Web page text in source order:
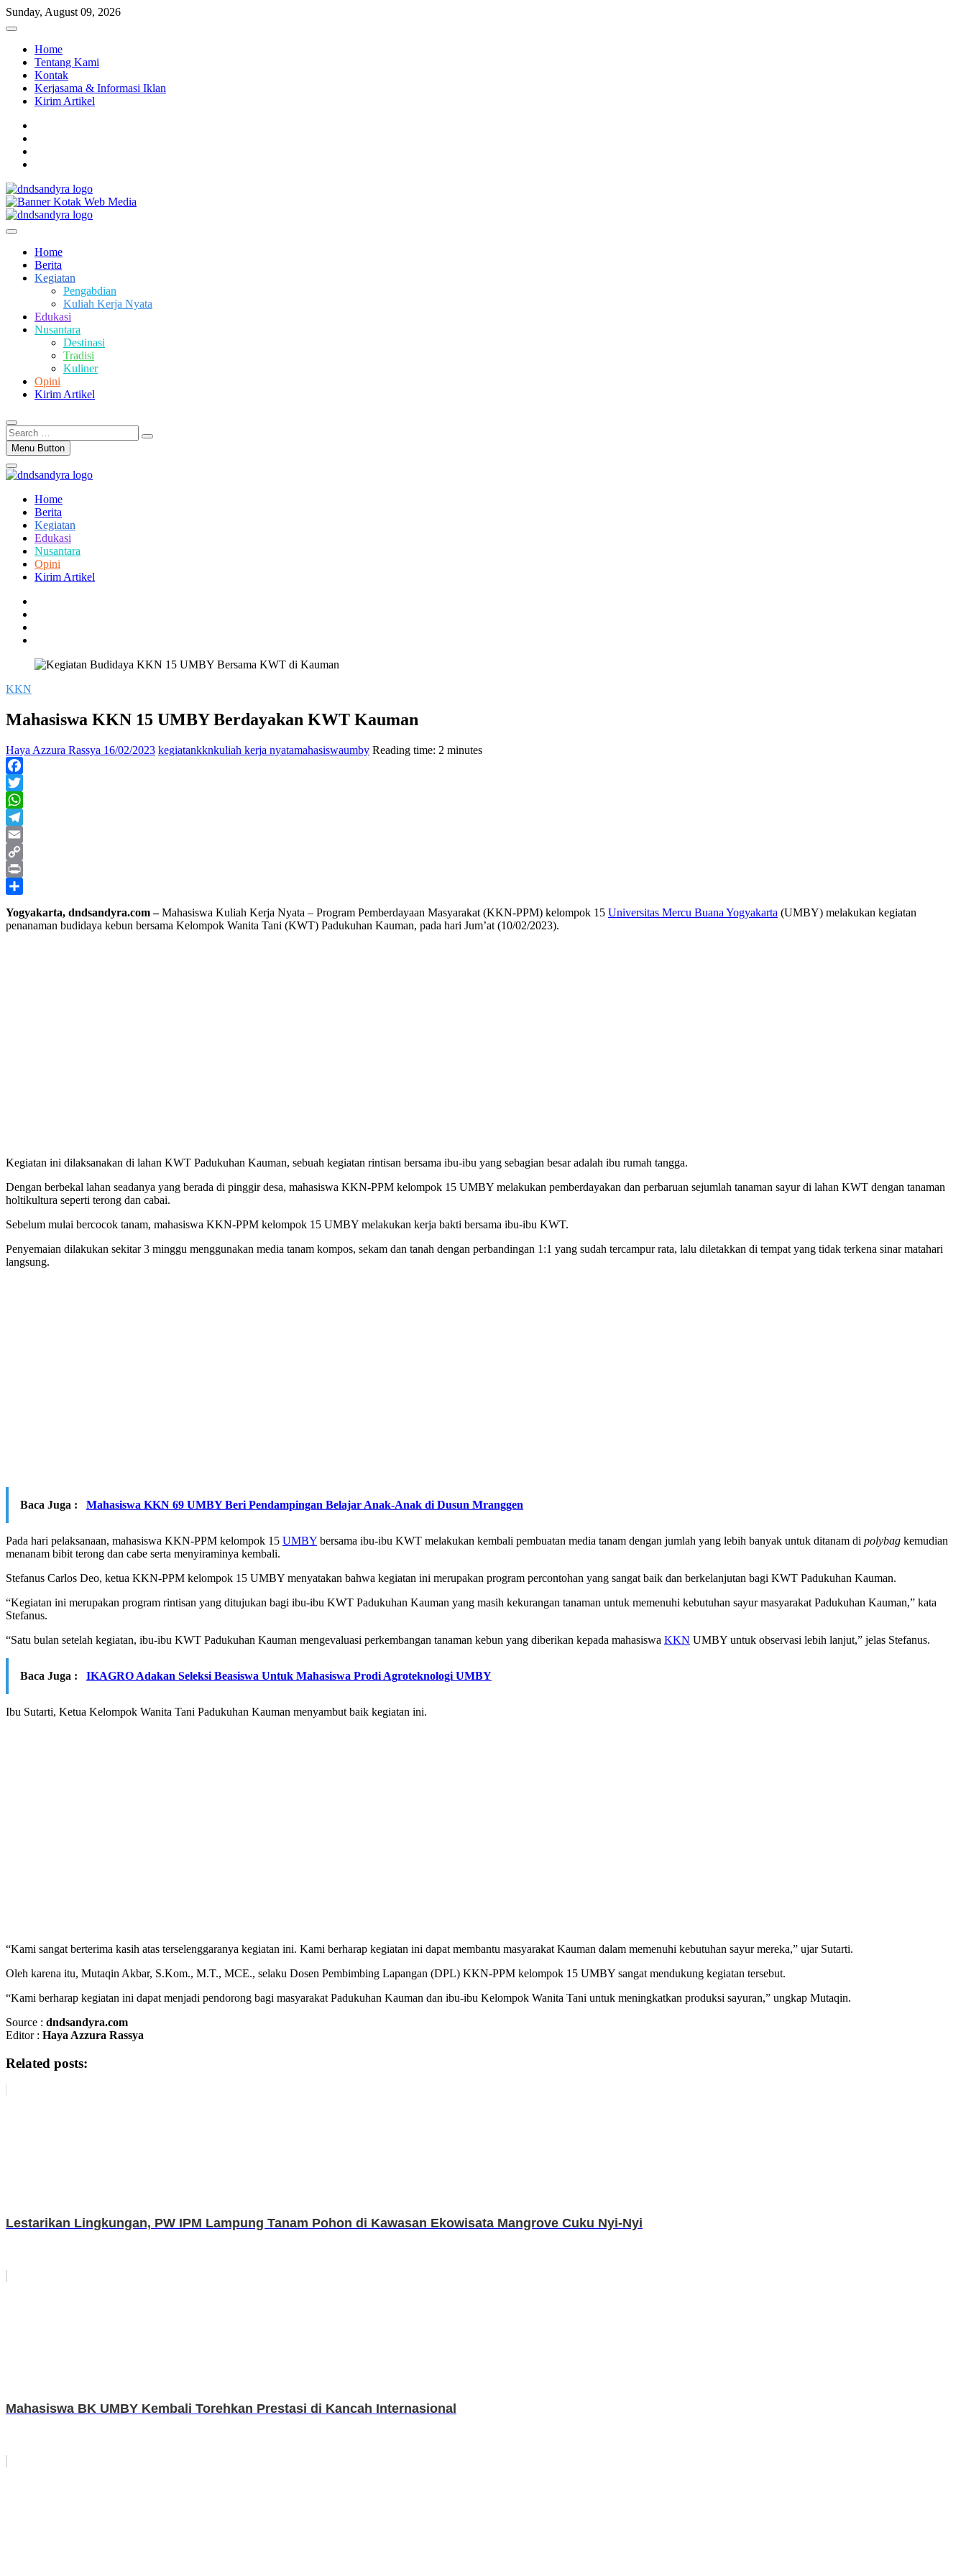
Skip
to
Sunday, August 09, 2026
Home
Tentang Kami
Kontak
Kerjasama & Informasi Iklan
Kirim Artikel
DnD Sandy Ra
Dari Kami Untuk Negeri
Home
Berita
Kegiatan
Pengabdian
Kuliah Kerja Nyata
Edukasi
Nusantara
Destinasi
Tradisi
Kuliner
Opini
Kirim Artikel
Search
…Menu Button
Home
Berita
Kegiatan
Edukasi
Nusantara
Opini
Kirim Artikel
KKN
Mahasiswa KKN 15 UMBY Berdayakan KWT Kauman
Haya Azzura Rassya 16/02/2023 kegiatankknkuliah kerja nyatamahasiswaumby Reading time: 2 minutes
Facebook
Twitter
WhatsApp
Telegram
Email
Copy
Link
Print
Yogyakarta, dndsandyra.com –Mahasiswa Kuliah Kerja Nyata – Program Pemberdayaan Masyarakat (KKN-PPM) kelompok 15 Universitas Mercu Buana Yogyakarta (UMBY) melakukan kegiatan
penanaman budidaya kebun bersama Kelompok Wanita Tani (KWT) Padukuhan Kauman, pada hari Jum’at (10/02/2023).
Kegiatan ini dilaksanakan di lahan KWT Padukuhan Kauman, sebuah kegiatan rintisan bersama ibu-ibu yang sebagian besar adalah ibu rumah tangga.
Dengan berbekal lahan seadanya yang berada di pinggir desa, mahasiswa KKN-PPM kelompok 15 UMBY melakukan pemberdayakan dan perbaruan sejumlah tanaman sayur di lahan KWT dengan tanaman
holtikultura seperti terong dan cabai.
Sebelum mulai bercocok tanam, mahasiswa KKN-PPM kelompok 15 UMBY melakukan kerja bakti bersama ibu-ibu KWT.
Penyemaian dilakukan sekitar 3 minggu menggunakan media tanam kompos, sekam dan tanah dengan perbandingan 1:1 yang sudah tercampur rata, lalu diletakkan di tempat yang tidak terkena sinar matahari
langsung.
Baca Juga : Mahasiswa KKN 69 UMBY Beri Pendampingan Belajar Anak-Anak di Dusun Mranggen
Pada hari pelaksanaan, mahasiswa KKN-PPM kelompok 15 UMBY bersama ibu-ibu KWT melakukan kembali pembuatan media tanam dengan jumlah yang lebih banyak untuk ditanam di polybag kemudian
menanam bibit terong dan cabe serta menyiraminya kembali.
Stefanus Carlos Deo, ketua KKN-PPM kelompok 15 UMBY menyatakan bahwa kegiatan ini merupakan program percontohan yang sangat baik dan berkelanjutan bagi KWT Padukuhan Kauman.
“Kegiatan ini merupakan program rintisan yang ditujukan bagi ibu-ibu KWT Padukuhan Kauman yang masih kekurangan tanaman untuk memenuhi kebutuhan sayur masyarakat Padukuhan Kauman,” kata
Stefanus.
“Satu bulan setelah kegiatan, ibu-ibu KWT Padukuhan Kauman mengevaluasi perkembangan tanaman kebun yang diberikan kepada mahasiswa KKN UMBY untuk observasi lebih lanjut,” jelas Stefanus.
Baca Juga : IKAGRO Adakan Seleksi Beasiswa Untuk Mahasiswa Prodi Agroteknologi UMBY
Ibu Sutarti, Ketua Kelompok Wanita Tani Padukuhan Kauman menyambut baik kegiatan ini.
“Kami sangat berterima kasih atas terselenggaranya kegiatan ini. Kami berharap kegiatan ini dapat membantu masyarakat Kauman dalam memenuhi kebutuhan sayur mereka,” ujar Sutarti.
Oleh karena itu, Mutaqin Akbar, S.Kom., M.T., MCE., selaku Dosen Pembimbing Lapangan (DPL) KKN-PPM kelompok 15 UMBY sangat mendukung kegiatan tersebut.
“Kami berharap kegiatan ini dapat menjadi pendorong bagi masyarakat Padukuhan Kauman dan ibu-ibu Kelompok Wanita Tani untuk meningkatkan produksi sayuran,” ungkap Mutaqin.
Source : dndsandyra.com
Editor : Haya Azzura Rassya
Related posts:
Lestarikan Lingkungan, PW IPM Lampung Tanam Pohon di Kawasan Ekowisata Mangrove Cuku Nyi-Nyi
Mahasiswa BK UMBY Kembali Torehkan Prestasi di Kancah Internasional